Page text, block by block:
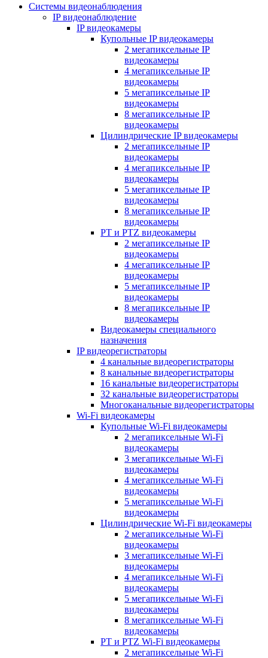
Системы видеонаблюдения
IP видеонаблюдение
IP видеокамеры
Купольные IP видеокамеры
2 мегапиксельные IP
видеокамеры
4 мегапиксельные IP
видеокамеры
5 мегапиксельные IP
видеокамеры
8 мегапиксельные IP
видеокамеры
Цилиндрические IP видеокамеры
2 мегапиксельные IP
видеокамеры
4 мегапиксельные IP
видеокамеры
5 мегапиксельные IP
видеокамеры
8 мегапиксельные IP
видеокамеры
PT и PTZ видеокамеры
2 мегапиксельные IP
видеокамеры
4 мегапиксельные IP
видеокамеры
5 мегапиксельные IP
видеокамеры
8 мегапиксельные IP
видеокамеры
Видеокамеры специального
назначения
IP видеорегистраторы
4 канальные видеорегистраторы
8 канальные видеорегистраторы
16 канальные видеорегистраторы
32 канальные видеорегистраторы
Многоканальные видеорегистраторы
Wi-Fi видеокамеры
Купольные Wi-Fi видеокамеры
2 мегапиксельные Wi-Fi
видеокамеры
3 мегапиксельные Wi-Fi
видеокамеры
4 мегапиксельные Wi-Fi
видеокамеры
5 мегапиксельные Wi-Fi
видеокамеры
Цилиндрические Wi-Fi видеокамеры
2 мегапиксельные Wi-Fi
видеокамеры
3 мегапиксельные Wi-Fi
видеокамеры
4 мегапиксельные Wi-Fi
видеокамеры
5 мегапиксельные Wi-Fi
видеокамеры
8 мегапиксельные Wi-Fi
видеокамеры
PT и PTZ Wi-Fi видеокамеры
2 мегапиксельные Wi-Fi